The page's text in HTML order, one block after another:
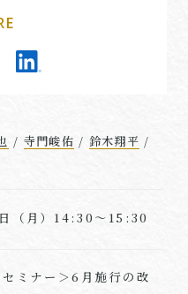
/ 寺門峻佑 / 鈴木翔平 /
（月）14:30～15:30
ミナー＞6月施行の改